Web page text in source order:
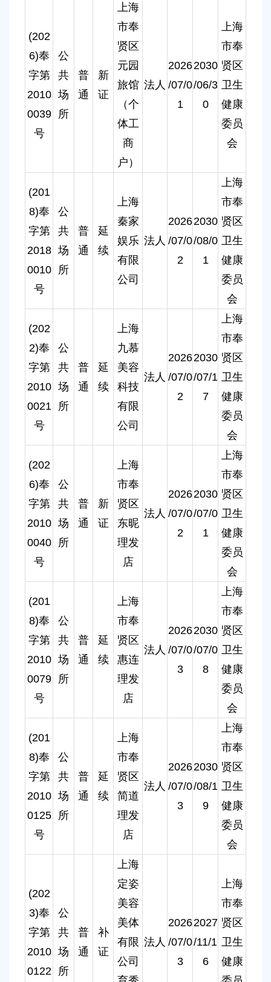
(202
6)奉
字第
2010
0039
号
公
共
场
所
普
通
新
证
上海
市奉
贤区
元园
旅馆
（个
体工
商
户）
法人
2026
/07/0
1
2030
/06/3
0
上海
市奉
贤区
卫生
健康
委员
会
(201
8)奉
字第
2018
0010
号
公
共
场
所
普
通
延
续
上海
秦家
娱乐
有限
公司
法人
2026
/07/0
2
2030
/08/0
1
上海
市奉
贤区
卫生
健康
委员
会
(202
2)奉
字第
2010
0021
号
公
共
场
所
普
通
延
续
上海
九慕
美容
科技
有限
公司
法人
2026
/07/0
2
2030
/07/1
7
上海
市奉
贤区
卫生
健康
委员
会
(202
6)奉
字第
2010
0040
号
公
共
场
所
普
通
新
证
上海
市奉
贤区
东昵
理发
店
法人
2026
/07/0
2
2030
/07/0
1
上海
市奉
贤区
卫生
健康
委员
会
(201
8)奉
字第
2010
0079
号
公
共
场
所
普
通
延
续
上海
市奉
贤区
惠连
理发
店
法人
2026
/07/0
3
2030
/07/0
8
上海
市奉
贤区
卫生
健康
委员
会
(201
8)奉
字第
2010
0125
号
公
共
场
所
普
通
延
续
上海
市奉
贤区
简道
理发
店
法人
2026
/07/0
3
2030
/08/1
9
上海
市奉
贤区
卫生
健康
委员
会
(202
3)奉
字第
2010
0122
公
共
场
所
普
通
补
证
上海
定姿
美容
美体
有限
公司
法人
2026
/07/0
3
2027
/11/1
6
上海
市奉
贤区
卫生
健康